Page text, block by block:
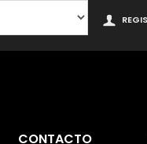
CONTACTO